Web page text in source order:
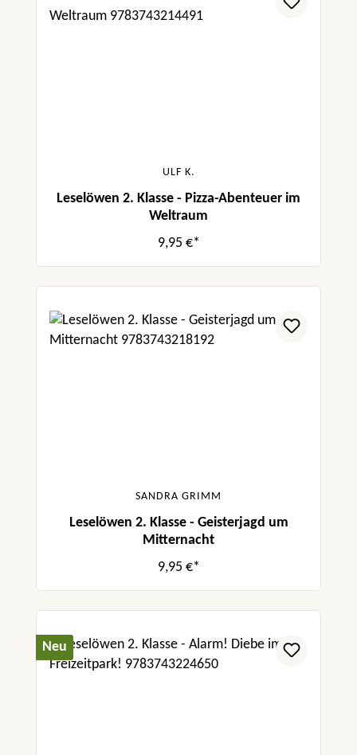
ULF K.
Leselöwen 2. Klasse - Pizza-Abenteuer im
Weltraum
9,95 €*
SANDRA GRIMM
Leselöwen 2. Klasse - Geisterjagd um
Mitternacht
9,95 €*
Neu